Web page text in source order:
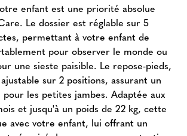
enfant est une priorité absolue
Le dossier est réglable sur 5
permettant à votre enfant de
pour observer le monde ou
une sieste paisible. Le repose-pieds,
sur 2 positions, assurant un
les petites jambes. Adaptée aux
et jusqu'à un poids de 22 kg, cette
avec votre enfant, lui offrant un